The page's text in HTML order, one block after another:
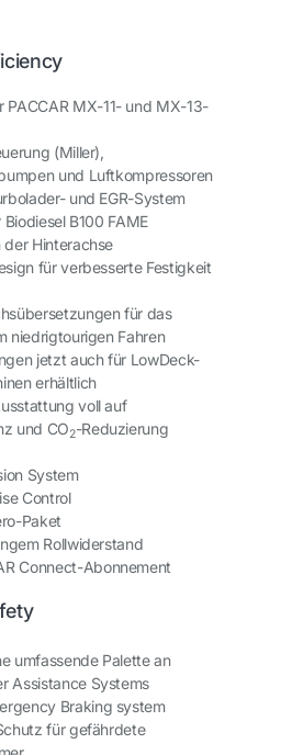
PACCAR MX-11- und MX-13-
(Miller),
und Luftkompressoren
und EGR-System
B100 FAME
der Hinterachse
für verbesserte Festigkeit
für das
niedrigtourigen Fahren
jetzt auch für LowDeck-
erhältlich
voll auf
und CO2-Reduzierung
System
Control
Paket
Rollwiderstand
Connect-Abonnement
umfassende Palette an
Assistance Systems
Braking system
für gefährdete